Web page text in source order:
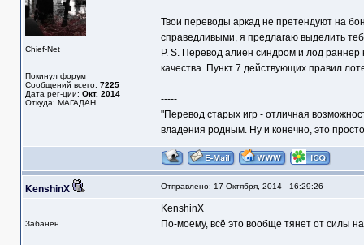
Chief-Net
Покинул форум
Сообщений всего: 7225
Дата рег-ции: Окт. 2014
Откуда: МАГАДАН
Твои переводы аркад не претендуют на
справедливыми, я предлагаю выделить
Р. S. Перевод алиен синдром и лод раннер
качества. Пункт 7 действующих правил
-----
"Перевод старых игр - отличная
владения родным. Ну и конечно, это
KenshinX Отправлено: 17 Октября, 2014 - 16:29:26
Забанен
KenshinX
По-моему, всё это вообще тянет от силы